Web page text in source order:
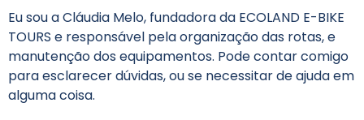
Eu sou a Cláudia Melo, fundadora da ECOLAND E-BIKE
TOURS e responsável pela organização das rotas, e
manutenção dos equipamentos. Pode contar comigo
para esclarecer dúvidas, ou se necessitar de ajuda em
alguma coisa.